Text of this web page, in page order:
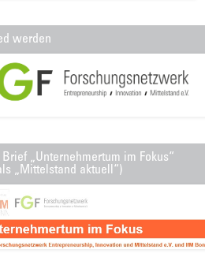
werden
„Unternehmertum im Fokus“
„Mittelstand aktuell“)